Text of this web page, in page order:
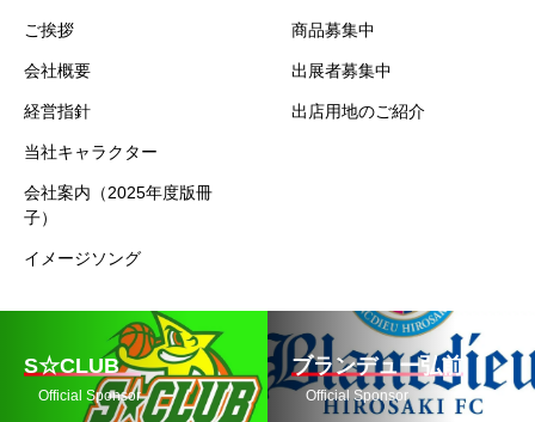
ご挨拶
会社概要
経営指針
当社キャラクター
会社案内（2025年度版冊
子）
イメージソング
商品募集中
出展者募集中
出店用地のご紹介
S☆CLUB
Official Sponsor
ブランデュー弘前
Official Sponsor